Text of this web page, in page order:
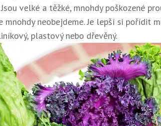
velké a těžké, mnohdy poškozené
mnohdy neobejdeme. Je lepší si pořídit
plastový nebo dřevěný.